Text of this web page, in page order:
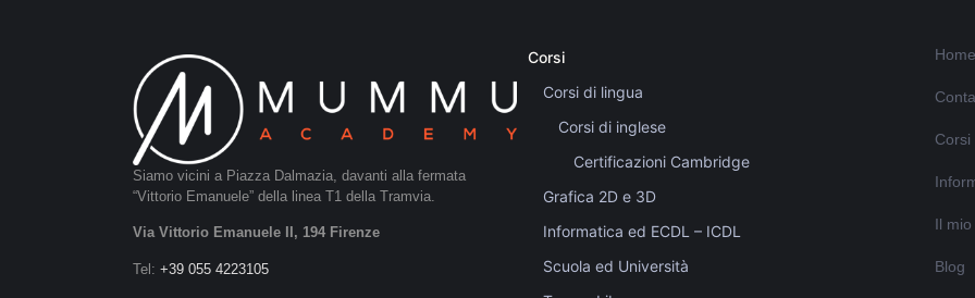
Siamo vicini a Piazza Dalmazia, davanti alla fermata
“Vittorio Emanuele” della linea T1 della Tramvia.
Via Vittorio Emanuele II, 194 Firenze
Tel: +39 055 4223105
Corsi
Corsi di lingua
Corsi di inglese
Certificazioni Cambridge
Grafica 2D e 3D
Informatica ed ECDL – ICDL
Scuola ed Università
Corsi
Il
Blog